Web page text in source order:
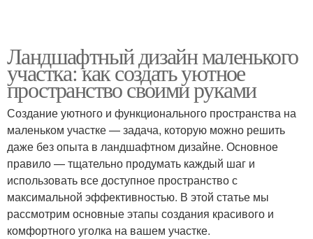
Ландшафтный дизайн маленького
участка: как создать уютное
пространство своими руками
Создание уютного и функционального пространства на
маленьком участке — задача, которую можно решить
даже без опыта в ландшафтном дизайне. Основное
правило — тщательно продумать каждый шаг и
использовать все доступное пространство с
максимальной эффективностью. В этой статье мы
рассмотрим основные этапы создания красивого и
комфортного уголка на вашем участке.